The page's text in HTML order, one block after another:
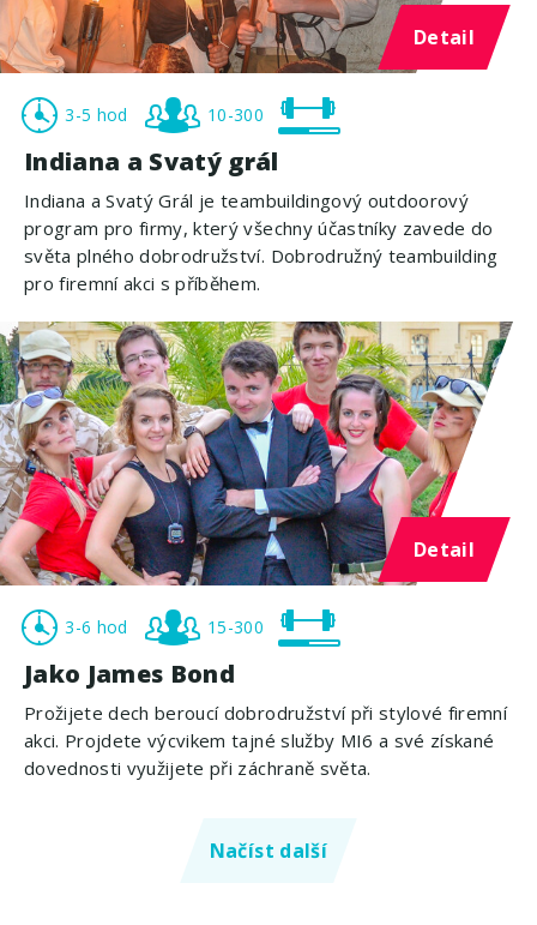
Detail
3-5 hod 10-300
Indiana a Svatý grál
Indiana a Svatý Grál je teambuildingový outdoorový
program pro firmy, který všechny účastníky zavede do
světa plného dobrodružství. Dobrodružný teambuilding
pro firemní akci s příběhem.
Detail
3-6 hod 15-300
Jako James Bond
Prožijete dech beroucí dobrodružství při stylové firemní
akci. Projdete výcvikem tajné služby MI6 a své získané
dovednosti využijete při záchraně světa.
Načíst další